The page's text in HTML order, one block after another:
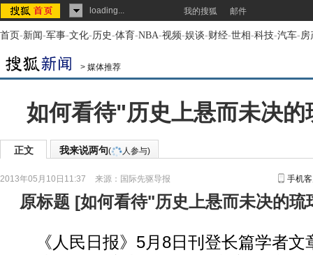
loading... 我的搜狐 邮件
首页-新闻-军事-文化-历史-体育-NBA-视频-娱谈-财经-世相-科技-汽车-房
> 媒体推荐
如何看待"历史上悬而未决
正文 我来说两句( 人参与)
2013年05月10日11:37 来源： 国际先驱导报 手机
原标题 [如何看待"历史上悬而未决的琉
《人民日报》5月8日刊登长篇学者文